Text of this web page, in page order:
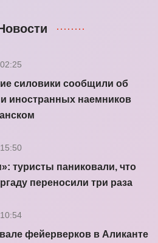
силовики сообщили об
иностранных наемников
туристы паниковали, что
переносили три раза
фейерверков в Аликанте